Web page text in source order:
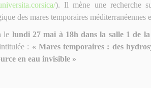
). Il mène une recherche
des mares temporaires méditerranéennes
le lundi 27 mai à 18h dans la salle 1 de
: « Mares temporaires : des
en eau invisible »